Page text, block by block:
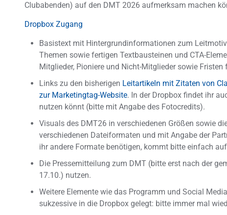
Clubabenden) auf den DMT 2026 aufmerksam machen
Dropbox Zugang
Basistext mit Hintergrundinformationen zum
Themen sowie fertigen Textbausteinen und CTA-
Mitglieder, Pioniere und Nicht-Mitglieder sowie
Links zu den bisherigen Leitartikeln mit Zitaten von
zur Marketingtag-Website. In der Dropbox findet ihr
nutzen könnt (bitte mit Angabe des Fotocredits).
Visuals des DMT26 in verschiedenen Größen sowie
verschiedenen Dateiformaten und mit Angabe der
ihr andere Formate benötigen, kommt bitte einfach
Die Pressemitteilung zum DMT (bitte erst nach der
17.10.) nutzen.
Weitere Elemente wie das Programm und Social
sukzessive in die Dropbox gelegt: bitte immer mal